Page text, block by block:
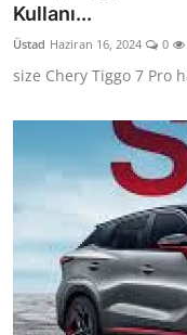
Kullanı...
Üstad Haziran 16, 2024 0
size Chery Tiggo 7 Pro